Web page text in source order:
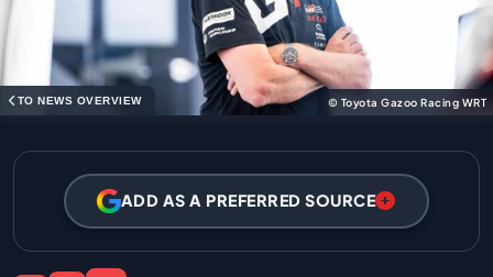
TO NEWS OVERVIEW © Toyota Gazoo Racing WRT
ADD AS A PREFERRED SOURCE